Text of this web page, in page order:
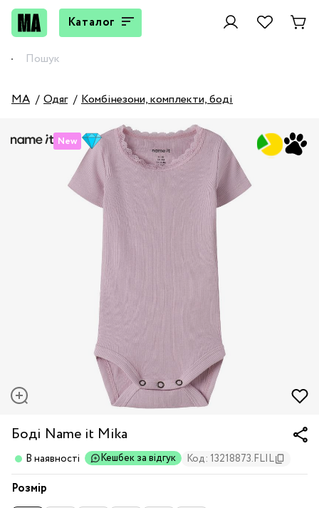
Каталог
MA Одяг Комбінезони, комплекти, боді
New
Боді Name it Mika
В наявності Кешбек за відгук Код: 13218873.FLIL
Розмір